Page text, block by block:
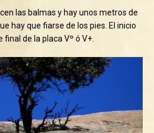
las balmas y hay unos metros de
hay que fiarse de los pies. El inicio
final de la placa Vº ó V+.